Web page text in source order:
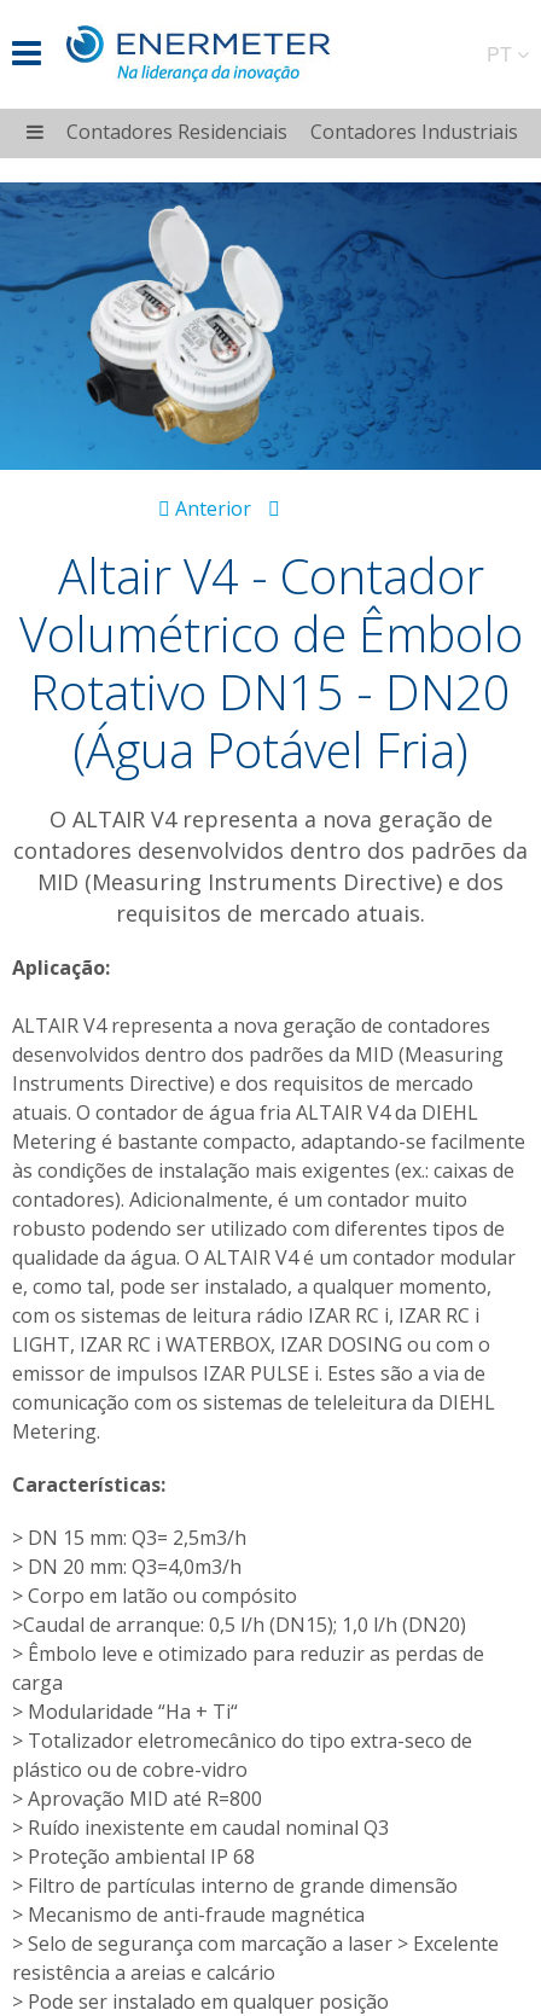
PT
Contadores Residenciais Contadores Industriais
Anterior
Altair V4 - Contador
Volumétrico de Êmbolo
Rotativo DN15 - DN20
(Água Potável Fria)
O ALTAIR V4 representa a nova geração de
contadores desenvolvidos dentro dos padrões da
MID (Measuring Instruments Directive) e dos
requisitos de mercado atuais.
Aplicação:
ALTAIR V4 representa a nova geração de contadores
desenvolvidos dentro dos padrões da MID (Measuring
Instruments Directive) e dos requisitos de mercado
atuais. O contador de água fria ALTAIR V4 da DIEHL
Metering é bastante compacto, adaptando-se facilmente
às condições de instalação mais exigentes (ex.: caixas de
contadores). Adicionalmente, é um contador muito
robusto podendo ser utilizado com diferentes tipos de
qualidade da água. O ALTAIR V4 é um contador modular
e, como tal, pode ser instalado, a qualquer momento,
com os sistemas de leitura rádio IZAR RC i, IZAR RC i
LIGHT, IZAR RC i WATERBOX, IZAR DOSING ou com o
emissor de impulsos IZAR PULSE i. Estes são a via de
comunicação com os sistemas de teleleitura da DIEHL
Metering.
Características:
> DN 15 mm: Q3= 2,5m3/h
> DN 20 mm: Q3=4,0m3/h
> Corpo em latão ou compósito
>Caudal de arranque: 0,5 l/h (DN15); 1,0 l/h (DN20)
> Êmbolo leve e otimizado para reduzir as perdas de
carga
> Modularidade “Ha + Ti“
> Totalizador eletromecânico do tipo extra-seco de
plástico ou de cobre-vidro
> Aprovação MID até R=800
> Ruído inexistente em caudal nominal Q3
> Proteção ambiental IP 68
> Filtro de partículas interno de grande dimensão
> Mecanismo de anti-fraude magnética
> Selo de segurança com marcação a laser > Excelente
resistência a areias e calcário
> Pode ser instalado em qualquer posição